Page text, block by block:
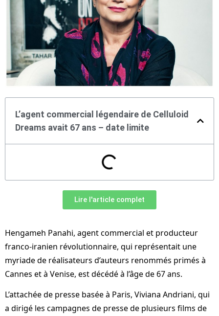
L’agent commercial légendaire de Celluloid
Dreams avait 67 ans – date limite
Lire l'article complet
Hengameh Panahi, agent commercial et producteur
franco-iranien révolutionnaire, qui représentait une
myriade de réalisateurs d’auteurs renommés primés à
Cannes et à Venise, est décédé à l’âge de 67 ans.
L’attachée de presse basée à Paris, Viviana Andriani, qui
a dirigé les campagnes de presse de plusieurs films de